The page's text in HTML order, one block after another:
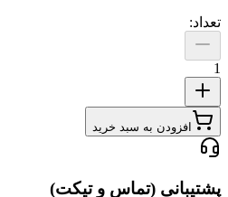
تعداد:
1
افزودن به سبد خرید
پشتیبانی (تماس و تیکت)